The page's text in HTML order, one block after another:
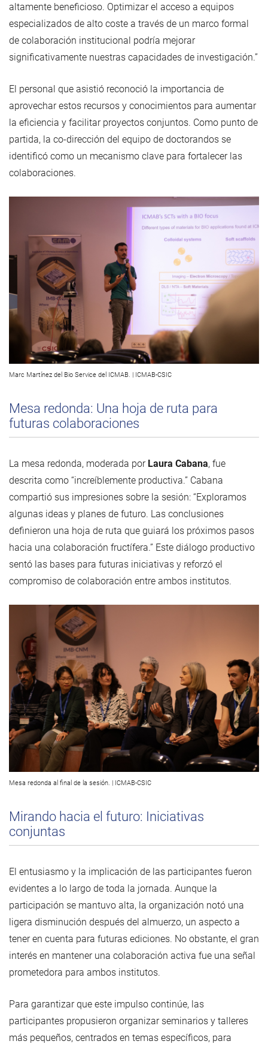
altamente beneficioso. Optimizar el acceso a equipos
especializados de alto coste a través de un marco formal
de colaboración institucional podría mejorar
significativamente nuestras capacidades de investigación.”
El personal que asistió reconoció la importancia de
aprovechar estos recursos y conocimientos para aumentar
la eficiencia y facilitar proyectos conjuntos. Como punto de
partida, la co-dirección del equipo de doctorandos se
identificó como un mecanismo clave para fortalecer las
colaboraciones.
Marc Martínez del Bio Service del ICMAB. | ICMAB-CSIC
Mesa redonda: Una hoja de ruta para
futuras colaboraciones
La mesa redonda, moderada por Laura Cabana, fue
descrita como “increíblemente productiva.” Cabana
compartió sus impresiones sobre la sesión: “Exploramos
algunas ideas y planes de futuro. Las conclusiones
definieron una hoja de ruta que guiará los próximos pasos
hacia una colaboración fructífera.” Este diálogo productivo
sentó las bases para futuras iniciativas y reforzó el
compromiso de colaboración entre ambos institutos.
Mesa redonda al final de la sesión. | ICMAB-CSIC
Mirando hacia el futuro: Iniciativas
conjuntas
El entusiasmo y la implicación de las participantes fueron
evidentes a lo largo de toda la jornada. Aunque la
participación se mantuvo alta, la organización notó una
ligera disminución después del almuerzo, un aspecto a
tener en cuenta para futuras ediciones. No obstante, el gran
interés en mantener una colaboración activa fue una señal
prometedora para ambos institutos.
Para garantizar que este impulso continúe, las
participantes propusieron organizar seminarios y talleres
más pequeños, centrados en temas específicos, para